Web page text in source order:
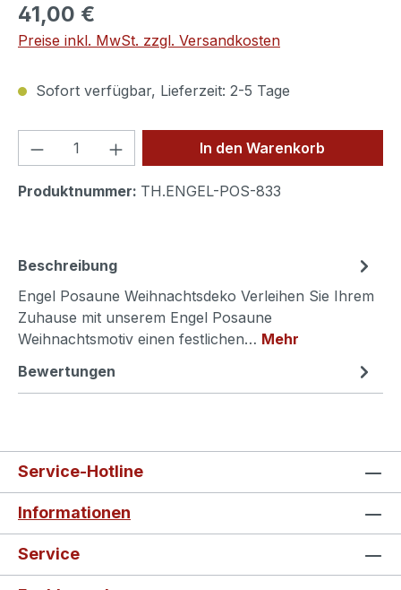
41,00 €
Preise inkl. MwSt. zzgl. Versandkosten
Sofort verfügbar, Lieferzeit: 2-5 Tage
Produkt Anzahl: Gib denIn den Warenkorb
Produktnummer: TH.ENGEL-POS-833
Beschreibung
Engel Posaune Weihnachtsdeko Verleihen Sie Ihrem
Zuhause mit unserem Engel Posaune
Weihnachtsmotiv einen festlichen… Mehr
Bewertungen
Service-Hotline
Informationen
Service